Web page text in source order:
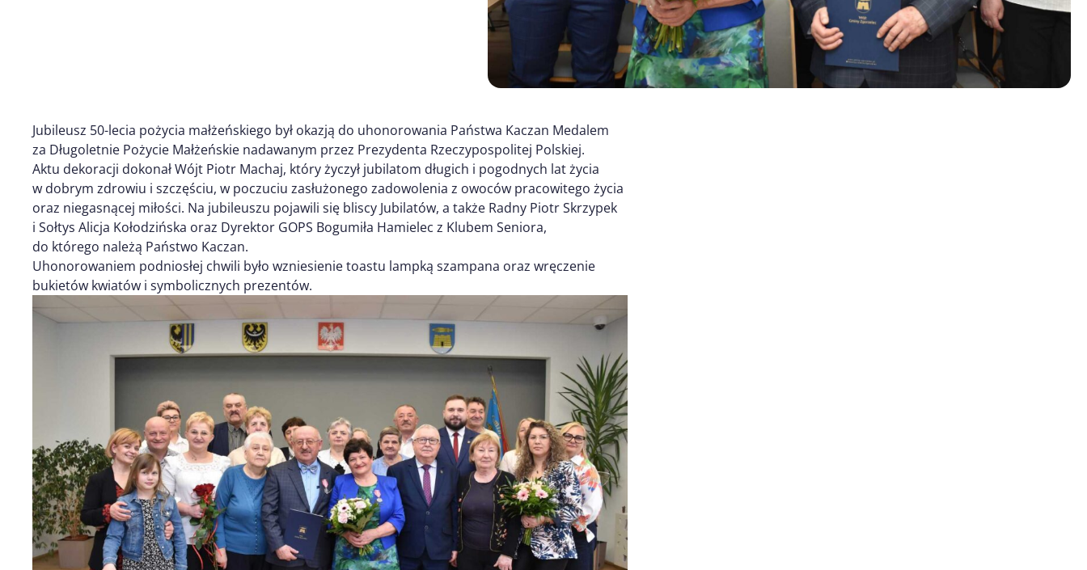
Jubileusz 50-lecia pożycia małżeńskiego był okazją do uhonorowania Państwa Kaczan Medalem
za Długoletnie Pożycie Małżeńskie nadawanym przez Prezydenta Rzeczypospolitej Polskiej.
Aktu dekoracji dokonał Wójt Piotr Machaj, który życzył jubilatom długich i pogodnych lat życia
w dobrym zdrowiu i szczęściu, w poczuciu zasłużonego zadowolenia z owoców pracowitego życia
oraz niegasnącej miłości. Na jubileuszu pojawili się bliscy Jubilatów, a także Radny Piotr Skrzypek
i Sołtys Alicja Kołodzińska oraz Dyrektor GOPS Bogumiła Hamielec z Klubem Seniora,
do którego należą Państwo Kaczan.
Uhonorowaniem podniosłej chwili było wzniesienie toastu lampką szampana oraz wręczenie
bukietów kwiatów i symbolicznych prezentów.